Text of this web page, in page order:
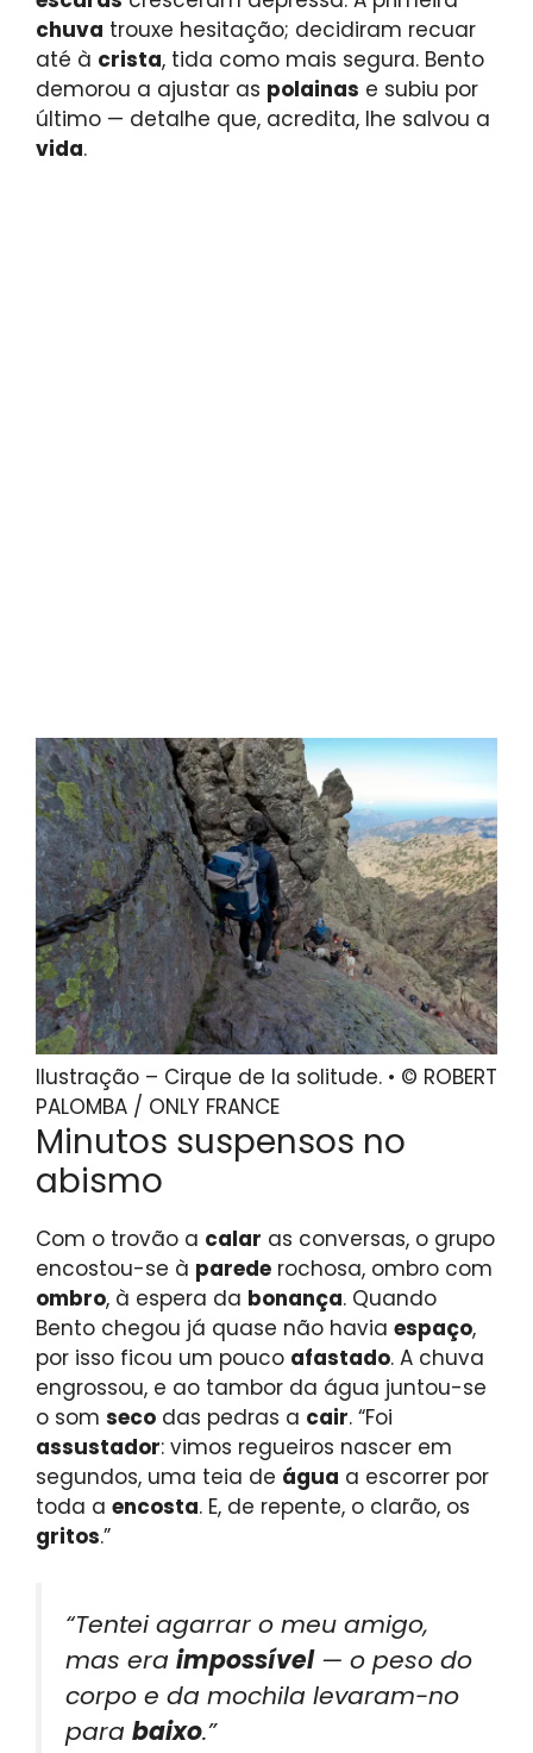
chuva trouxe hesitação; decidiram recuar
até à crista, tida como mais segura. Bento
demorou a ajustar as polainas e subiu por
último — detalhe que, acredita, lhe salvou a
vida.
Ilustração – Cirque de la solitude. • © ROBERT
PALOMBA / ONLY FRANCE
Minutos suspensos no
abismo
Com o trovão a calar as conversas, o grupo
encostou-se à parede rochosa, ombro com
ombro, à espera da bonança. Quando
Bento chegou já quase não havia espaço,
por isso ficou um pouco afastado. A chuva
engrossou, e ao tambor da água juntou-se
o som seco das pedras a cair. “Foi
assustador: vimos regueiros nascer em
segundos, uma teia de água a escorrer por
toda a encosta. E, de repente, o clarão, os
gritos.”
“Tentei agarrar o meu amigo,
mas era impossível— o peso do
corpo e da mochila levaram-no
para baixo.”